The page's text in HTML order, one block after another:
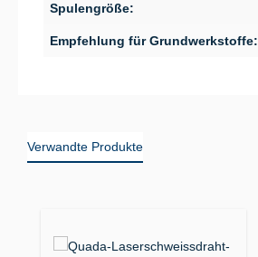
Spulengröße:
Empfehlung für Grundwerkstoffe:
Verwandte Produkte